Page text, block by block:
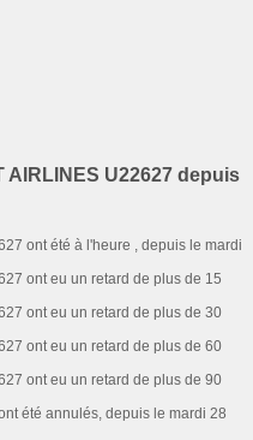
U22627 depuis
ont été à l'heure , depuis le mardi
ont eu un retard de plus de 15
ont eu un retard de plus de 30
ont eu un retard de plus de 60
ont eu un retard de plus de 90
été annulés, depuis le mardi 28